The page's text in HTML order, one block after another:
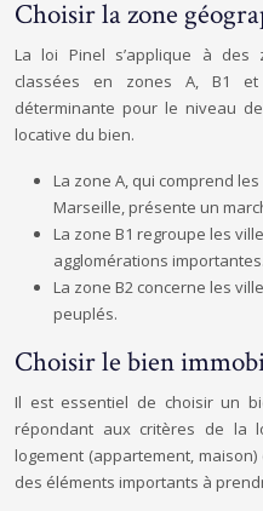
Choisir la zone
La loi Pinel s’applique à des
classées en zones A, B1
déterminante pour le niveau
locative du bien.
La zone A, qui comprend
Marseille, présente un
La zone B1 regroupe les
agglomérations importantes.
La zone B2 concerne les
peuplés.
Choisir le bien
Il est essentiel de choisir un
répondant aux critères de la
logement (appartement,
des éléments importants à